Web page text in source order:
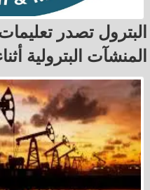
البترول تصدر
المنشآت البترولية